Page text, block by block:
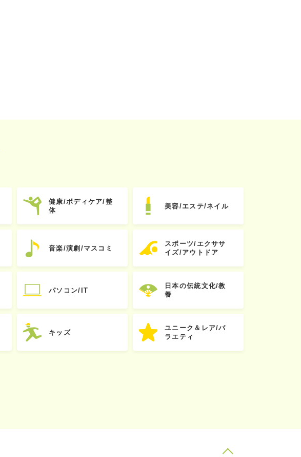
健康/ボディケア/整
体
美容/エステ/ネイル
音楽/演劇/マスコミ
スポーツ/エクササ
イズ/アウトドア
パソコン/IT
日本の伝統文化/教
養
キッズ
ユニーク＆レア/バ
ラエティ